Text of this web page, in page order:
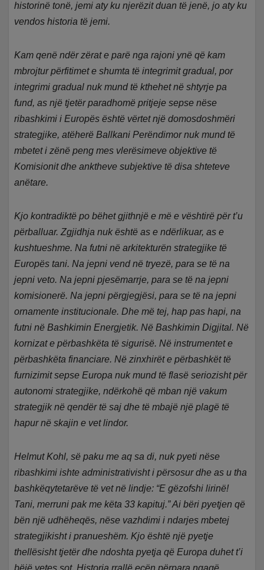
historinë tonë, jemi aty ku njerëzit duan të jenë, jo aty ku
vendos historia të jemi.
Kam qenë ndër zërat e parë nga rajoni ynë që kam
mbrojtur përfitimet e shumta të integrimit gradual, por
integrimi gradual nuk mund të kthehet në shtyrje pa
fund, as një tjetër paradhomë pritjeje sepse nëse
ribashkimi i Europës është vërtet një domosdoshmëri
strategjike, atëherë Ballkani Perëndimor nuk mund të
mbetet i zënë peng mes vlerësimeve objektive të
Komisionit dhe anktheve subjektive të disa shteteve
anëtare.
Kjo kontradiktë po bëhet gjithnjë e më e vështirë për t’u
përballuar. Zgjidhja nuk është as e ndërlikuar, as e
kushtueshme. Na futni në arkitekturën strategjike të
Europës tani. Na jepni vend në tryezë, para se të na
jepni veto. Na jepni pjesëmarrje, para se të na jepni
komisionerë. Na jepni përgjegjësi, para se të na jepni
ornamente institucionale. Dhe më tej, hap pas hapi, na
futni në Bashkimin Energjetik. Në Bashkimin Digjital. Në
kornizat e përbashkëta të sigurisë. Në instrumentet e
përbashkëta financiare. Në zinxhirët e përbashkët të
furnizimit sepse Europa nuk mund të flasë seriozisht për
autonomi strategjike, ndërkohë që mban një vakum
strategjik në qendër të saj dhe të mbajë një plagë të
hapur në skajin e vet lindor.
Helmut Kohl, së paku me aq sa di, nuk pyeti nëse
ribashkimi ishte administrativisht i përsosur dhe as u tha
bashkëqytetarëve të vet në lindje: “E gëzofshi lirinë!
Tani, merruni pak me këta 33 kapituj.” Ai bëri pyetjen që
bën një udhëheqës, nëse vazhdimi i ndarjes mbetej
strategjikisht i pranueshëm. Kjo është një pyetje
thellësisht tjetër dhe ndoshta pyetja që Europa duhet t’i